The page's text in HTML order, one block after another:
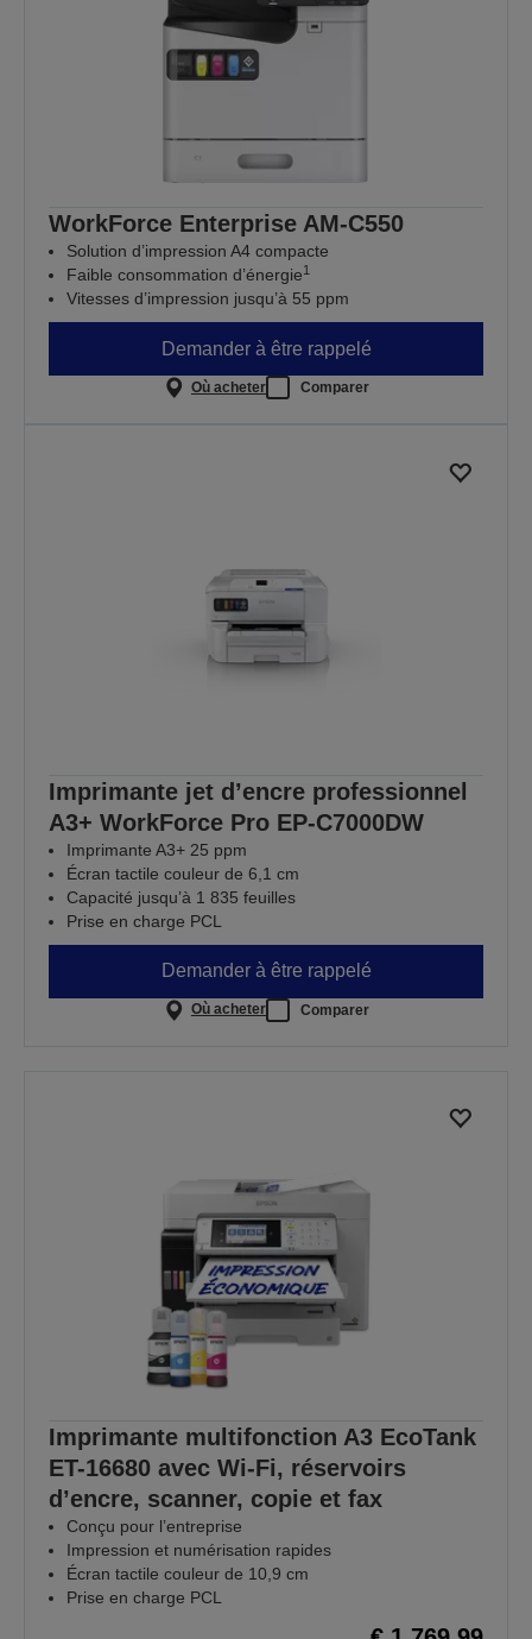
WorkForce Enterprise​ AM-C550
Solution d’impression A4 compacte
Faible consommation d’énergie1
Vitesses d’impression jusqu’à 55 ppm
Demander à être rappelé
Où acheter Comparer
Imprimante jet d’encre professionnel
A3+ WorkForce Pro EP-C7000DW
Imprimante A3+ 25 ppm
Écran tactile couleur de 6,1 cm
Capacité jusqu’à 1 835 feuilles
Prise en charge PCL
Demander à être rappelé
Où acheter Comparer
Imprimante multifonction A3 EcoTank
ET-16680 avec Wi-Fi, réservoirs
d’encre, scanner, copie et fax
Conçu pour l’entreprise
Impression et numérisation rapides
Écran tactile couleur de 10,9 cm
Prise en charge PCL